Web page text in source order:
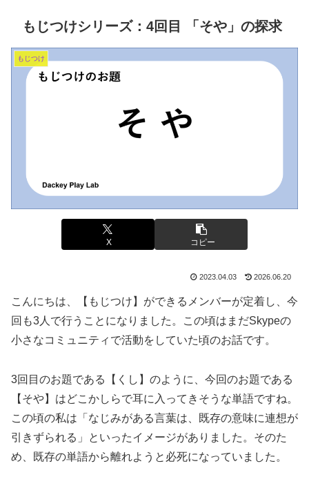
もじつけシリーズ：4回目 「そや」の探求
もじつけ
X コピー
2023.04.03 2026.06.20
こんにちは、【もじつけ】ができるメンバーが定着し、今
回も3人で行うことになりました。この頃はまだSkypeの
小さなコミュニティで活動をしていた頃のお話です。
3回目のお題である【くし】のように、今回のお題である
【そや】はどこかしらで耳に入ってきそうな単語ですね。
この頃の私は「なじみがある言葉は、既存の意味に連想が
引きずられる」といったイメージがありました。そのた
め、既存の単語から離れようと必死になっていました。